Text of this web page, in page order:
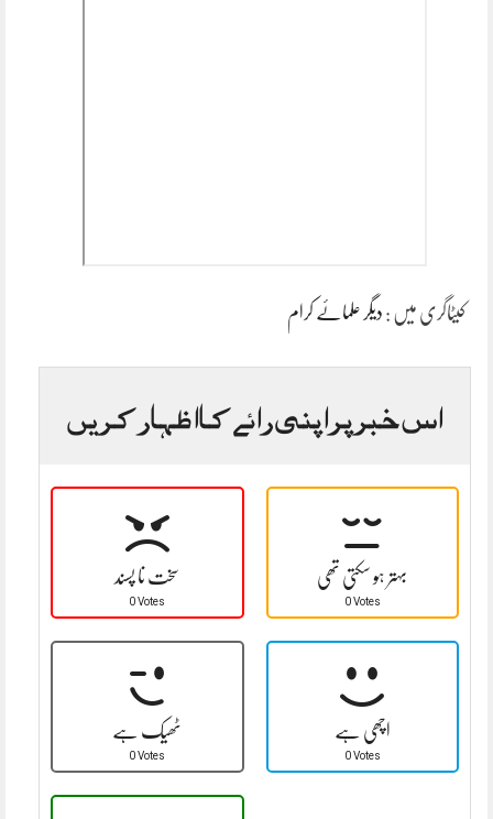
کیٹاگری میں : دیگر علمائے کرام
اس خبر پر اپنی رائے کا اظہار کریں
سخت نا پسند
0 Votes
بہتر ہو سکتی تھی
0 Votes
ٹھیک ہے
0 Votes
اچھی ہے
0 Votes